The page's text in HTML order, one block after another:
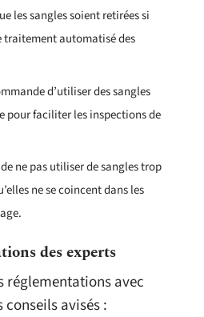
les sangles soient retirées si
automatisé des
d’utiliser des sangles
pour faciliter les inspections de
ne pas utiliser de sangles trop
ne se coincent dans les
des experts
réglementations avec
conseils avisés :